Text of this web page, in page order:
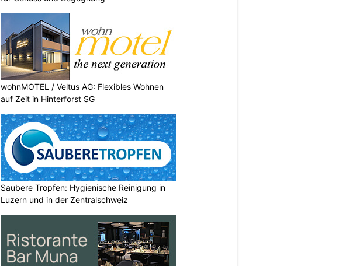
wohnMOTEL / Veltus AG: Flexibles Wohnen
auf Zeit in Hinterforst SG
Saubere Tropfen: Hygienische Reinigung in
Luzern und in der Zentralschweiz